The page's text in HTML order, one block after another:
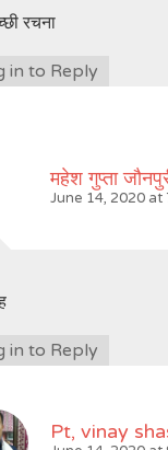
रचना
in to Reply
महेश गुप्ता
June 14, 2020 at
in to Reply
Pt, vinay